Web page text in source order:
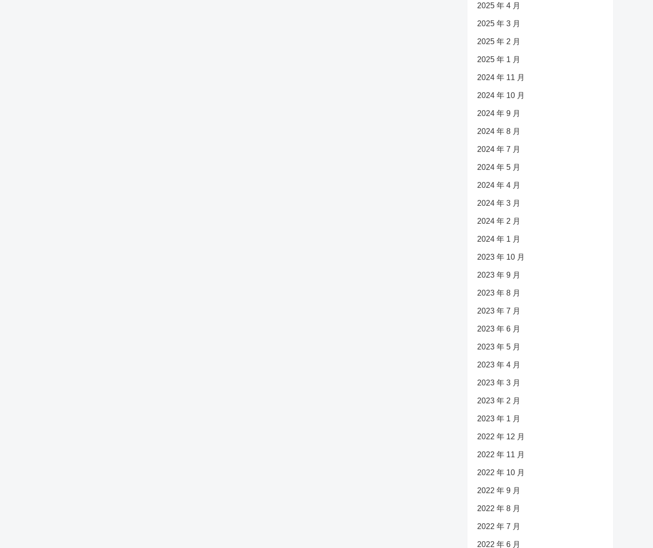
2025 年 4 月
2025 年 3 月
2025 年 2 月
2025 年 1 月
2024 年 11 月
2024 年 10 月
2024 年 9 月
2024 年 8 月
2024 年 7 月
2024 年 5 月
2024 年 4 月
2024 年 3 月
2024 年 2 月
2024 年 1 月
2023 年 10 月
2023 年 9 月
2023 年 8 月
2023 年 7 月
2023 年 6 月
2023 年 5 月
2023 年 4 月
2023 年 3 月
2023 年 2 月
2023 年 1 月
2022 年 12 月
2022 年 11 月
2022 年 10 月
2022 年 9 月
2022 年 8 月
2022 年 7 月
2022 年 6 月